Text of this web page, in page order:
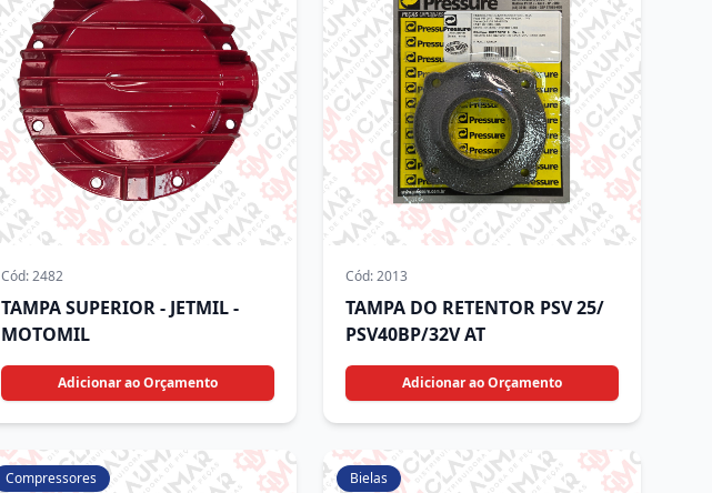
Cód:2482
TAMPA SUPERIOR - JETMIL -
MOTOMIL
Adicionar ao Orçamento
Cód:2013
TAMPA DO RETENTOR PSV 25/
PSV40BP/32V AT
Adicionar ao Orçamento
Compressores Bielas